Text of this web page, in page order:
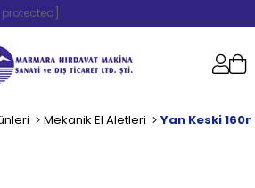
Mekanik El Aletleri Yan Keski